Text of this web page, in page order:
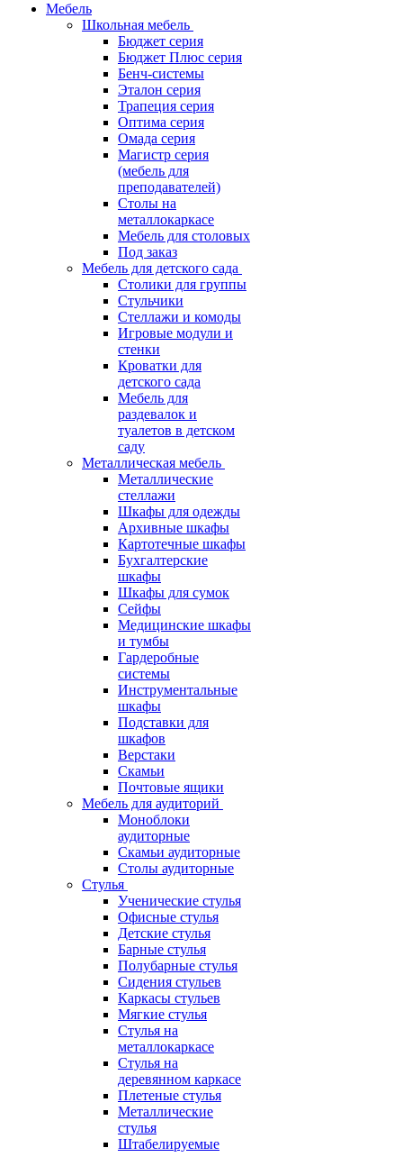
Мебель
Школьная мебель
Бюджет серия
Бюджет Плюс серия
Бенч-системы
Эталон серия
Трапеция серия
Оптима серия
Омада серия
Магистр серия
(мебель для
преподавателей)
Столы на
металлокаркасе
Мебель для столовых
Под заказ
Мебель для детского сада
Столики для группы
Стульчики
Стеллажи и комоды
Игровые модули и
стенки
Кроватки для
детского сада
Мебель для
раздевалок и
туалетов в детском
саду
Металлическая мебель
Металлические
стеллажи
Шкафы для одежды
Архивные шкафы
Картотечные шкафы
Бухгалтерские
шкафы
Шкафы для сумок
Сейфы
Медицинские шкафы
и тумбы
Гардеробные
системы
Инструментальные
шкафы
Подставки для
шкафов
Верстаки
Скамьи
Почтовые ящики
Мебель для аудиторий
Моноблоки
аудиторные
Скамьи аудиторные
Столы аудиторные
Стулья
Ученические стулья
Офисные стулья
Детские стулья
Барные стулья
Полубарные стулья
Сидения стульев
Каркасы стульев
Мягкие стулья
Стулья на
металлокаркасе
Стулья на
деревянном каркасе
Плетеные стулья
Металлические
стулья
Штабелируемые